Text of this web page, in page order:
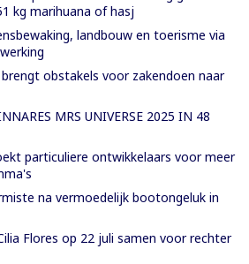
kg marihuana of hasj
landbouw en toerisme via
obstakels voor zakendoen naar
MRS UNIVERSE 2025 IN 48
particuliere ontwikkelaars voor meer
na vermoedelijk bootongeluk in
Flores op 22 juli samen voor rechter